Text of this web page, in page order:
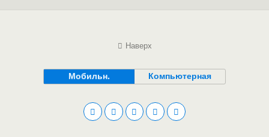
Наверх
Мобильн. Компьютерная